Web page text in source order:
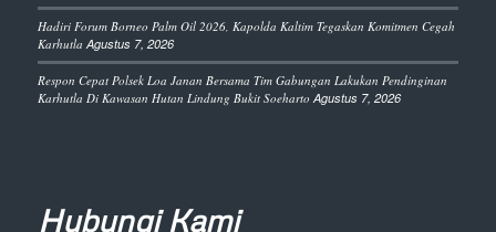
Hadiri Forum Borneo Palm Oil 2026, Kapolda Kaltim Tegaskan Komitmen Cegah
Karhutla Agustus 7, 2026
Respon Cepat Polsek Loa Janan Bersama Tim Gabungan Lakukan Pendinginan
Karhutla Di Kawasan Hutan Lindung Bukit Soeharto Agustus 7, 2026
Hubungi Kami